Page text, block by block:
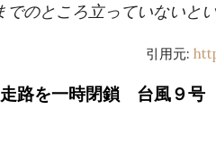
のところ立っていないとい
引用元:
路を一時閉鎖 台風９号